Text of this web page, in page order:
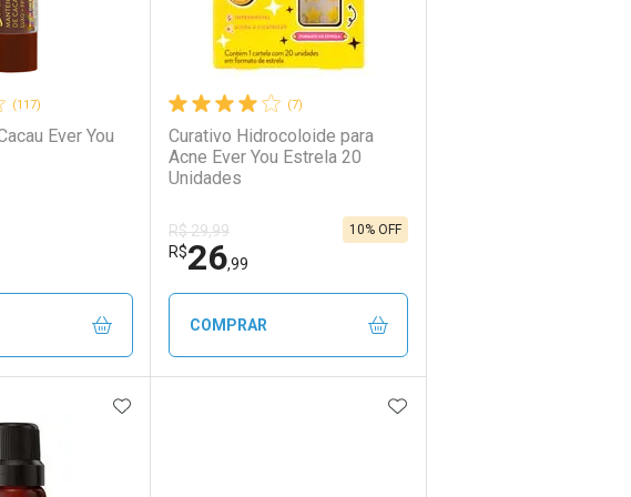
(117)
Ever You
FECHAR
FECHAR
(7)
Curativo Hidrocoloide para
Acne Ever You Estrela 20
Unidades
R$ 29,99
R$26,99
10% OFF
COMPRAR
FECHAR
FECHAR
ADICIONAR AOS FAVORITOS ADICIONAR AOS